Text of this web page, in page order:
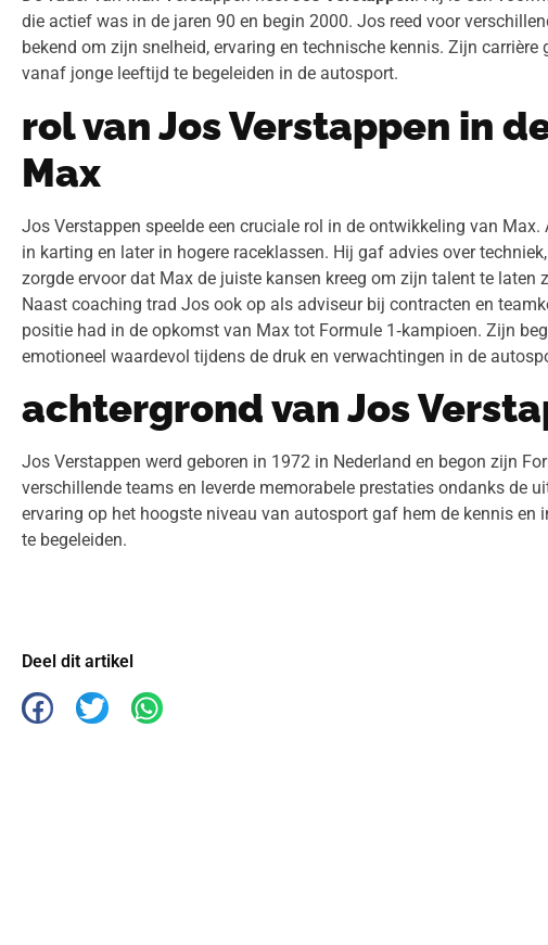
die actief was in de jaren 90 en begin 2000. Jos reed voor
bekend om zijn snelheid, ervaring en technische kennis. Zijn
vanaf jonge leeftijd te begeleiden in de autosport.
rol van Jos Verstappen in
Max
Jos Verstappen speelde een cruciale rol in de ontwikkeling van
in karting en later in hogere raceklassen. Hij gaf advies over
zorgde ervoor dat Max de juiste kansen kreeg om zijn talent te laten
Naast coaching trad Jos ook op als adviseur bij contracten en
positie had in de opkomst van Max tot Formule 1‑kampioen. Zijn
emotioneel waardevol tijdens de druk en verwachtingen in de
achtergrond van Jos
Jos Verstappen werd geboren in 1972 in Nederland en begon zijn
verschillende teams en leverde memorabele prestaties ondanks de
ervaring op het hoogste niveau van autosport gaf hem de kennis en
te begeleiden.
Deel dit artikel